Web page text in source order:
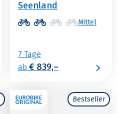
Seenland
Mittel
7 Tage
ab € 839,–
Bestseller